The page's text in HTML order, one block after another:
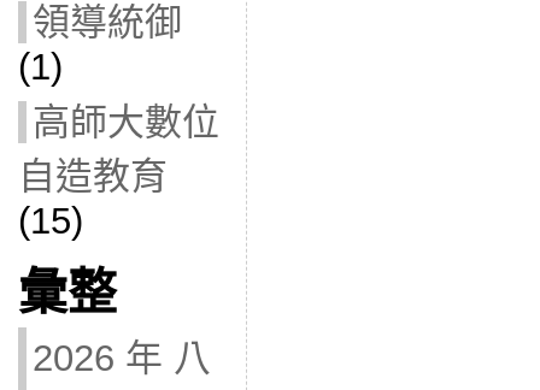
領導統御
(1)
高師大數位
自造教育
(15)
彙整
2026 年 八